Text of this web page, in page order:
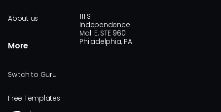
About us
More
Switch to Guru
Free Templates
111 S
Independence
Mall E, STE 960
Philadelphia, PA